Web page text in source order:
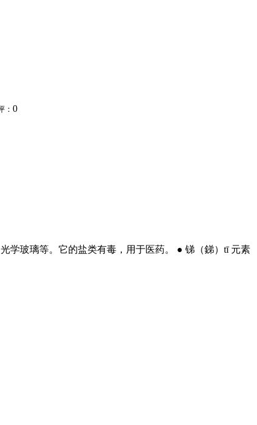
： 0
学玻璃等。它的盐类有毒，用于医药。 ● 锑（銻）tī 元素